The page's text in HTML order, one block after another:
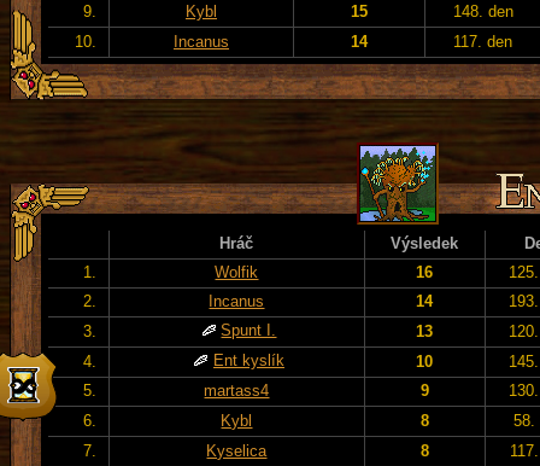
9.
Kybl 15
148. den
10.
Incanus 14 117. den
Hráč Výsledek
1.
Wolfik 16
2.
Incanus 14
3.
Spunt I. 13
4.
Ent kyslík 10
5.
martass4 9
6.
Kybl 8
58.
7.
Kyselica 8